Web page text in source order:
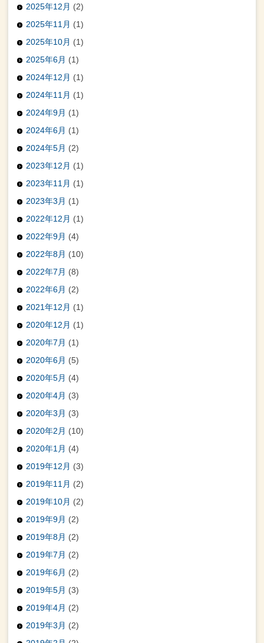
2025年12月 (2)
2025年11月 (1)
2025年10月 (1)
2025年6月 (1)
2024年12月 (1)
2024年11月 (1)
2024年9月 (1)
2024年6月 (1)
2024年5月 (2)
2023年12月 (1)
2023年11月 (1)
2023年3月 (1)
2022年12月 (1)
2022年9月 (4)
2022年8月 (10)
2022年7月 (8)
2022年6月 (2)
2021年12月 (1)
2020年12月 (1)
2020年7月 (1)
2020年6月 (5)
2020年5月 (4)
2020年4月 (3)
2020年3月 (3)
2020年2月 (10)
2020年1月 (4)
2019年12月 (3)
2019年11月 (2)
2019年10月 (2)
2019年9月 (2)
2019年8月 (2)
2019年7月 (2)
2019年6月 (2)
2019年5月 (3)
2019年4月 (2)
2019年3月 (2)